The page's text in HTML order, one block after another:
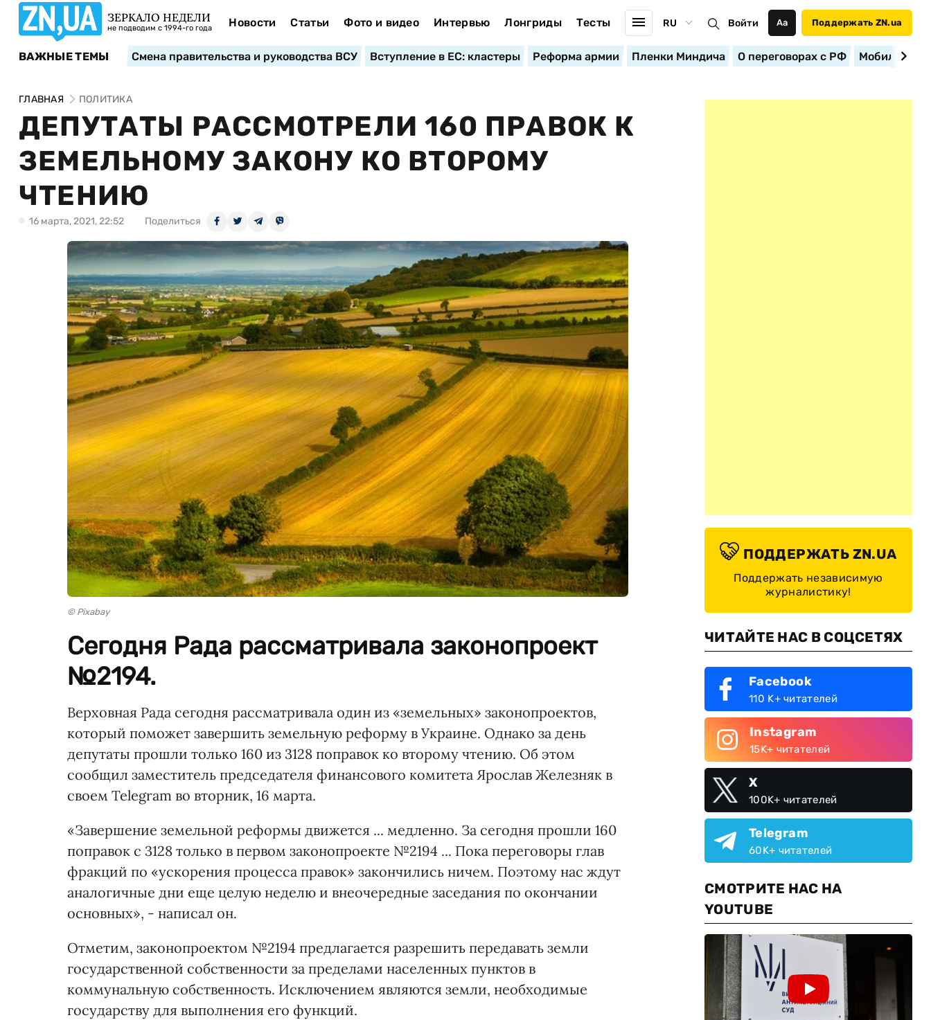
ЗЕРКАЛО НЕДЕЛИ
не подводим с 1994-го года Новости Статьи Фото и видео Интервью Лонгриды Тесты RU Войти Аа Поддержать ZN.ua
ВАЖНЫЕ ТЕМЫ Смена правительства и руководства ВСУ Вступление в ЕС: кластеры Реформа армии Пленки Миндича О переговорах с РФ
ГЛАВНАЯ ПОЛИТИКА
ДЕПУТАТЫ РАССМОТРЕЛИ 160 ПРАВОК К
ЗЕМЕЛЬНОМУ ЗАКОНУ КО ВТОРОМУ
ЧТЕНИЮ
16 марта, 2021, 22:52 Поделиться
© Pixabay
Сегодня Рада рассматривала законопроект
№2194.
Верховная Рада сегодня рассматривала один из «земельных» законопроектов,
который поможет завершить земельную реформу в Украине. Однако за день
депутаты прошли только 160 из 3128 поправок ко второму чтению. Об этом
сообщил заместитель председателя финансового комитета Ярослав Железняк в
своем Telegram во вторник, 16 марта.
«Завершение земельной реформы движется ... медленно. За сегодня прошли 160
поправок с 3128 только в первом законопроекте №2194 ... Пока переговоры глав
фракций по «ускорения процесса правок» закончились ничем. Поэтому нас ждут
аналогичные дни еще целую неделю и внеочередные заседания по окончании
основных», - написал он.
Отметим, законопроектом №2194 предлагается разрешить передавать земли
государственной собственности за пределами населенных пунктов в
коммунальную собственность. Исключением являются земли, необходимые
государству для выполнения его функций.
ПОДДЕРЖАТЬ ZN.UA
Поддержать независимую
журналистику!
ЧИТАЙТЕ НАС В СОЦСЕТЯХ
Facebook
110 K+ читателей
Instagram
15K+ читателей
X
100K+ читателей
Telegram
60K+ читателей
СМОТРИТЕ НАС НА
YOUTUBE